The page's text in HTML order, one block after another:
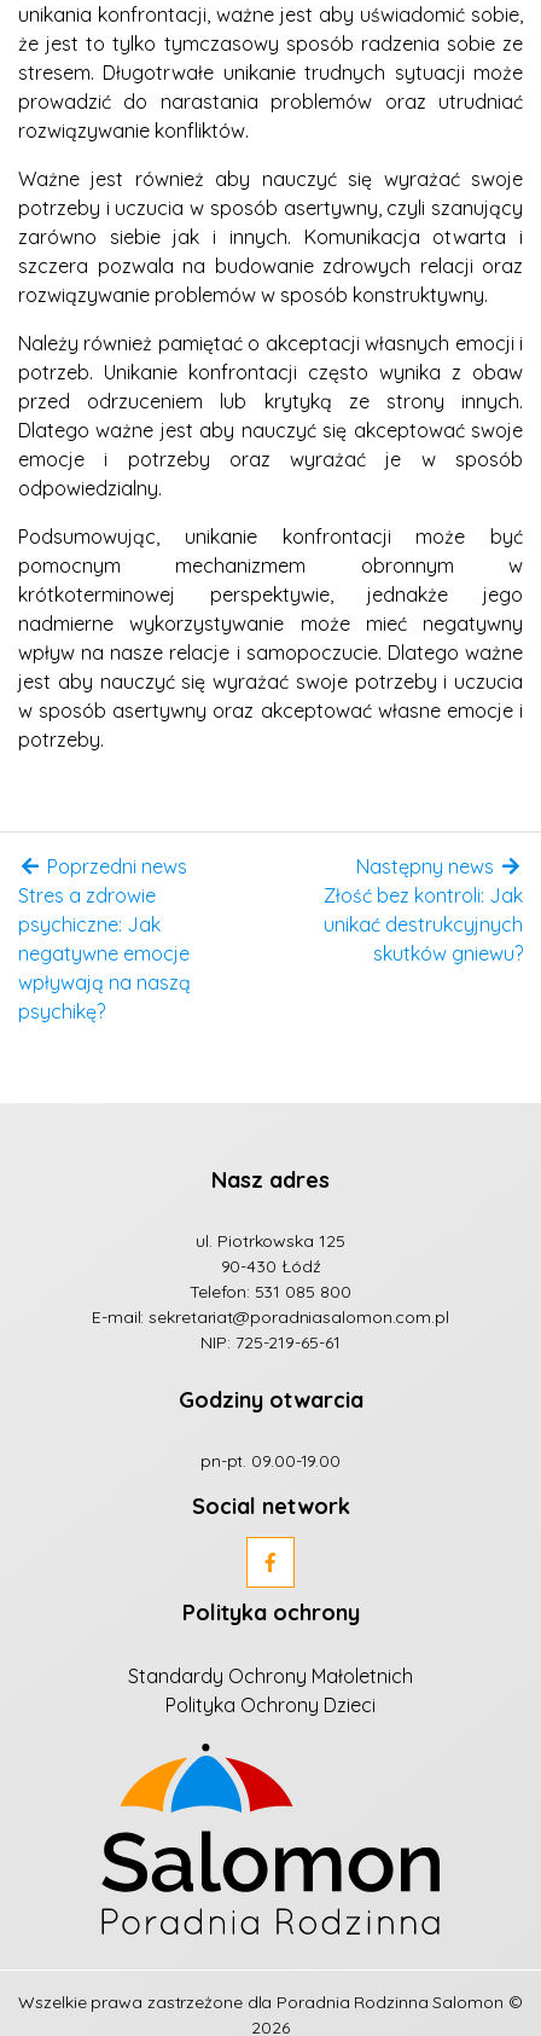
unikania konfrontacji, ważne jest aby uświadomić sobie,
że jest to tylko tymczasowy sposób radzenia sobie ze
stresem. Długotrwałe unikanie trudnych sytuacji może
prowadzić do narastania problemów oraz utrudniać
rozwiązywanie konfliktów.
Ważne jest również aby nauczyć się wyrażać swoje
potrzeby i uczucia w sposób asertywny, czyli szanujący
zarówno siebie jak i innych. Komunikacja otwarta i
szczera pozwala na budowanie zdrowych relacji oraz
rozwiązywanie problemów w sposób konstruktywny.
Należy również pamiętać o akceptacji własnych emocji i
potrzeb. Unikanie konfrontacji często wynika z obaw
przed odrzuceniem lub krytyką ze strony innych.
Dlatego ważne jest aby nauczyć się akceptować swoje
emocje i potrzeby oraz wyrażać je w sposób
odpowiedzialny.
Podsumowując, unikanie konfrontacji może być
pomocnym mechanizmem obronnym w
krótkoterminowej perspektywie, jednakże jego
nadmierne wykorzystywanie może mieć negatywny
wpływ na nasze relacje i samopoczucie. Dlatego ważne
jest aby nauczyć się wyrażać swoje potrzeby i uczucia
w sposób asertywny oraz akceptować własne emocje i
potrzeby.
Poprzedni news
Stres a zdrowie
psychiczne: Jak
negatywne emocje
wpływają na naszą
psychikę?
Następny news
Złość bez kontroli: Jak
unikać destrukcyjnych
skutków gniewu?
Nasz adres
ul. Piotrkowska 125
90-430 Łódź
Telefon: 531 085 800
E-mail:sekretariat@poradniasalomon.com.pl
NIP: 725-219-65-61
Godziny otwarcia
pn-pt. 09.00-19.00
Social network
Polityka ochrony
Standardy Ochrony Małoletnich
Polityka Ochrony Dzieci
Wszelkie prawa zastrzeżone dla Poradnia Rodzinna Salomon ©
2026